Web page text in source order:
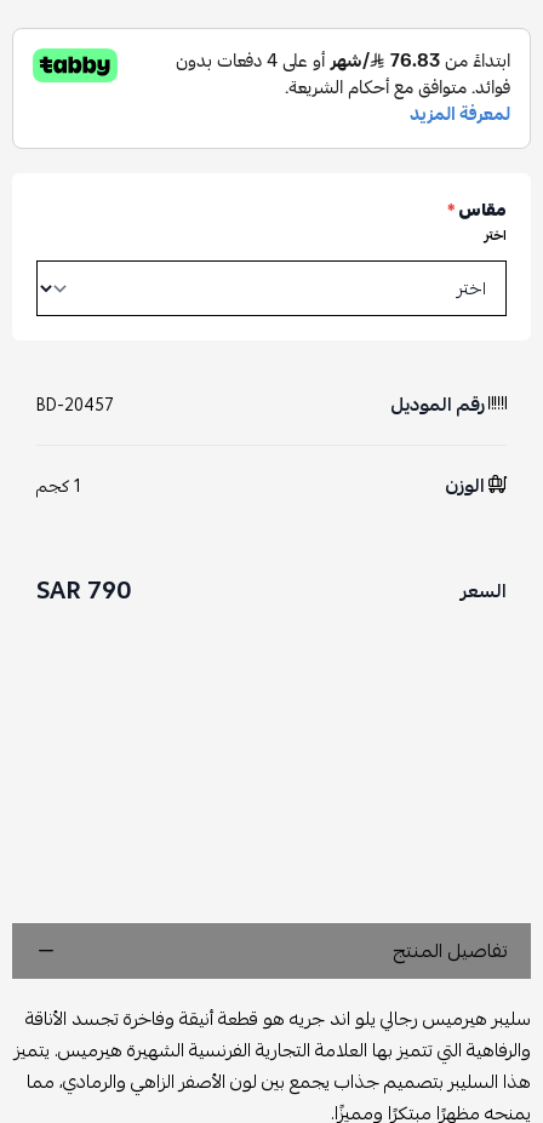
مقاس*
اختر
رقم الموديل BD-20457
الوزن 1 كجم
السعر 790 SAR
تفاصيل المنتج
سليبر هيرميس رجالي يلو اند جريه هو قطعة أنيقة وفاخرة تجسد الأناقة
والرفاهية التي تتميز بها العلامة التجارية الفرنسية الشهيرة هيرميس. يتميز
هذا السليبر بتصميم جذاب يجمع بين لون الأصفر الزاهي والرمادي، مما
يمنحه مظهرًا مبتكرًا ومميزًا.